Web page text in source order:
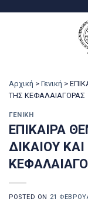
Αρχική > Γενική >
ΤΗΣ ΚΕΦΑΛΑΙΑΓΟΡΑΣ
ΓΕΝΙΚΉ
ΕΠΙΚΑΙΡΑ
ΔΙΚΑΙΟΥ
POSTED ON 21